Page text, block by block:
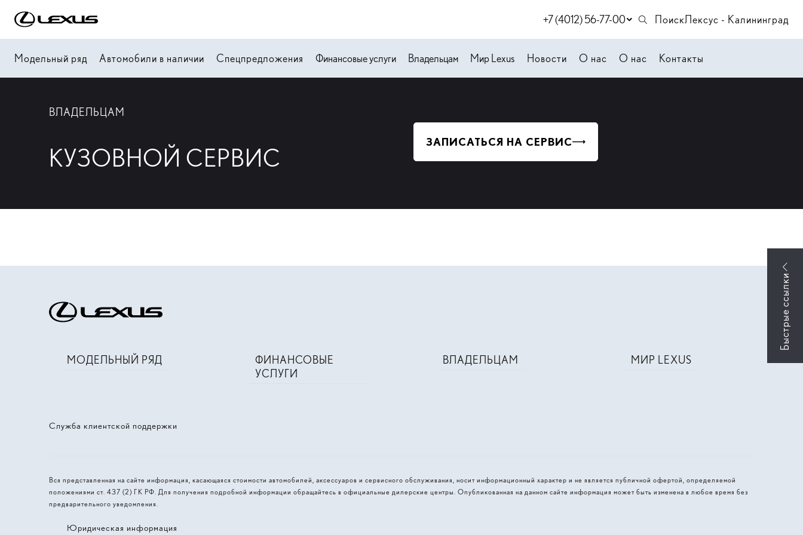
+7 (4012) 56-77-00 ПоискЛексус - Калининград
Модельный ряд Автомобили в наличии Спецпредложения Финансовые услуги Владельцам Мир Lexus Новости О нас О нас Контакты
ВЛАДЕЛЬЦАМ
КУЗОВНОЙ СЕРВИС
ЗАПИСАТЬСЯ НА СЕРВИС
Служба клиентской поддержки
МОДЕЛЬНЫЙ РЯД
ФИНАНСОВЫЕ
УСЛУГИ
ВЛАДЕЛЬЦАМ МИР LEXUS
Вся представленная на сайте информация, касающаяся стоимости автомобилей, аксессуаров и сервисного обслуживания, носит информационный характер и не является публичной офертой, определяемой
положениями ст. 437 (2) ГК РФ. Для получения подробной информации обращайтесь в официальные дилерские центры. Опубликованная на данном сайте информация может быть изменена в любое время без
предварительного уведомления.
Юридическая информация